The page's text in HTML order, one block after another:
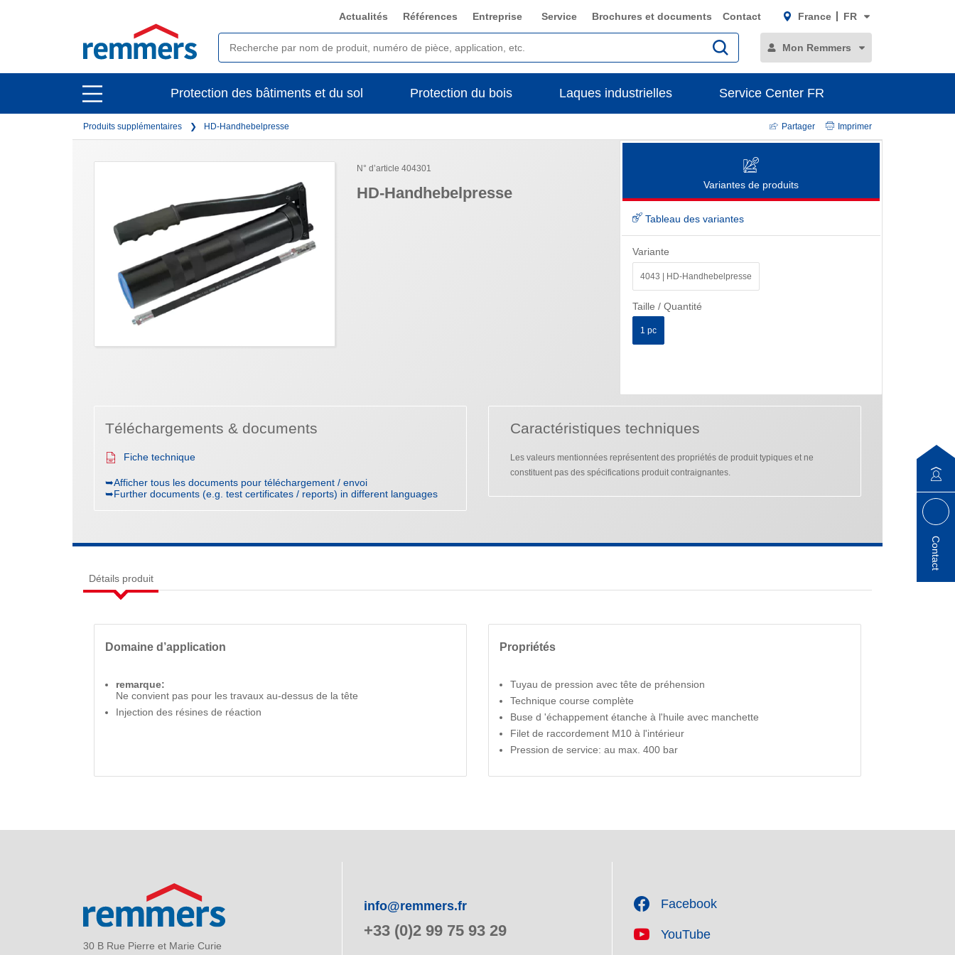
open
main
navigation
Actualités Références Entreprise Service Brochures et documents Contact France FR
Mon Remmers
open
main
Protection des bâtiments et du sol Protection du bois Laques industrielles Service Center FR
Produits supplémentaires HD-Handhebelpresse Partager Imprimer
N° d’article 404301
HD-Handhebelpresse Variantes de produits
Tableau des variantes
Variante
4043 | HD-Handhebelpresse
Taille / Quantité
1 pc
Téléchargements & documents
Fiche technique
➥Afficher tous les documents pour téléchargement / envoi
➥Further documents (e.g. test certificates / reports) in different languages
Caractéristiques techniques
Les valeurs mentionnées représentent des propriétés de produit typiques et ne
constituent pas des spécifications produit contraignantes.
Détails produit
Domaine d’application
remarque:
Ne convient pas pour les travaux au-dessus de la tête
Injection des résines de réaction
Propriétés
Tuyau de pression avec tête de préhension
Technique course complète
Buse d 'échappement étanche à l'huile avec manchette
Filet de raccordement M10 à l'intérieur
Pression de service: au max. 400 bar
30 B Rue Pierre et Marie Curie
info@remmers.fr
+33 (0)2 99 75 93 29
Facebook
YouTube
Contact